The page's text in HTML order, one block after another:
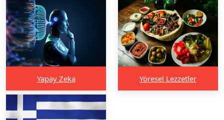
Yapay Zeka Yöresel Lezzetler